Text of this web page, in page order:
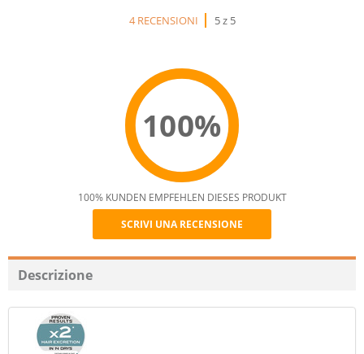
4 RECENSIONI
5 z 5
100%
Recommend
100% KUNDEN EMPFEHLEN DIESES PRODUKT
SCRIVI UNA RECENSIONE
Descrizione